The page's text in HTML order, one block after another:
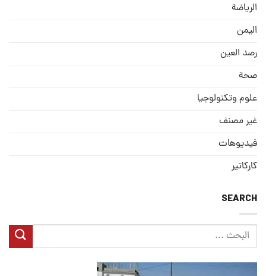
الریاضة
الیمن
رصد العین
صحة
علوم وتكنولوجيا
غير مصنف
فيديوهات
كاركاتير
SEARCH